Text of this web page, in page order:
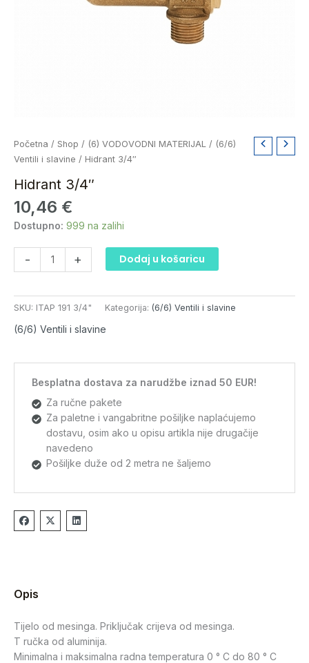
Početna / Shop / (6) VODOVODNI MATERIJAL / (6/6)
Ventili i slavine / Hidrant 3/4″
Hidrant 3/4″
10,46 €
Dostupno: 999 na zalihi
-
Hidrant
3/4"
+ Dodaj u košaricu
SKU: ITAP 191 3/4" Kategorija: (6/6) Ventili i slavine
(6/6) Ventili i slavine
Besplatna dostava za narudžbe iznad 50 EUR!
Za ručne pakete
Za paletne i vangabritne pošiljke naplaćujemo
dostavu, osim ako u opisu artikla nije drugačije
navedeno
Pošiljke duže od 2 metra ne šaljemo
Opis
Tijelo od mesinga. Priključak crijeva od mesinga.
T ručka od aluminija.
Minimalna i maksimalna radna temperatura 0 ° C do 80 ° C